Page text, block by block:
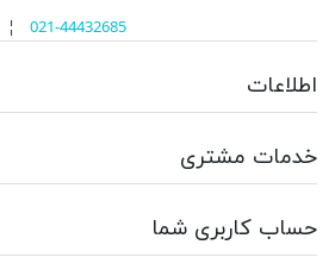
021-44432685
اطلاعات
خدمات مشتری
حساب کاربری شما